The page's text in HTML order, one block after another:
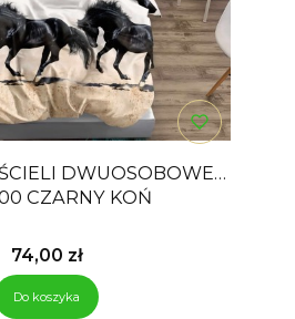
DWUOSOBOWEJ
CZARNY KOŃ
Cena
74,00 zł
Do koszyka